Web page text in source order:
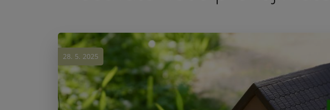
28. 5. 2025